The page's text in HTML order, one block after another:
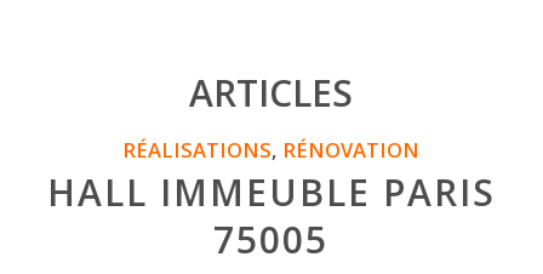
ARTICLES
RÉALISATIONS, RÉNOVATION
HALL IMMEUBLE PARIS
75005